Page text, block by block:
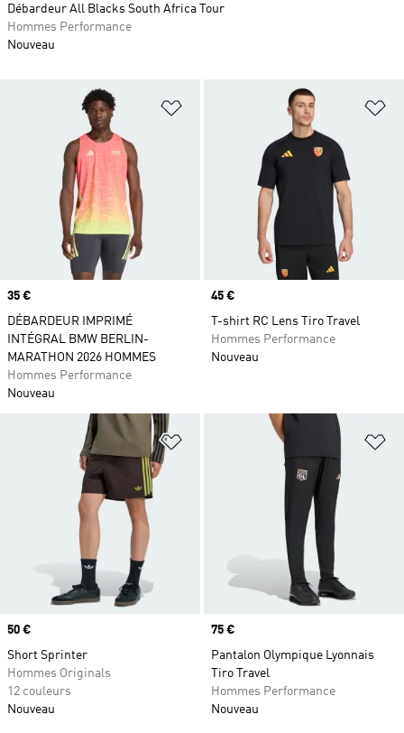
Ajouter à la Liste de produits
Prix
35 €
DÉBARDEUR IMPRIMÉ
INTÉGRAL BMW BERLIN-
MARATHON 2026 HOMMES
Hommes Performance
Nouveau
Prix
45 €
T-shirt RC Lens Tiro Travel
Hommes Performance
Nouveau
Ajouter à la Liste de produits
Prix
50 €
Short Sprinter
Hommes Originals
12 couleurs
Nouveau
Prix
75 €
Pantalon Olympique Lyonnais
Tiro Travel
Hommes Performance
Nouveau
Débardeur All Blacks South Africa Tour
Hommes Performance
Nouveau